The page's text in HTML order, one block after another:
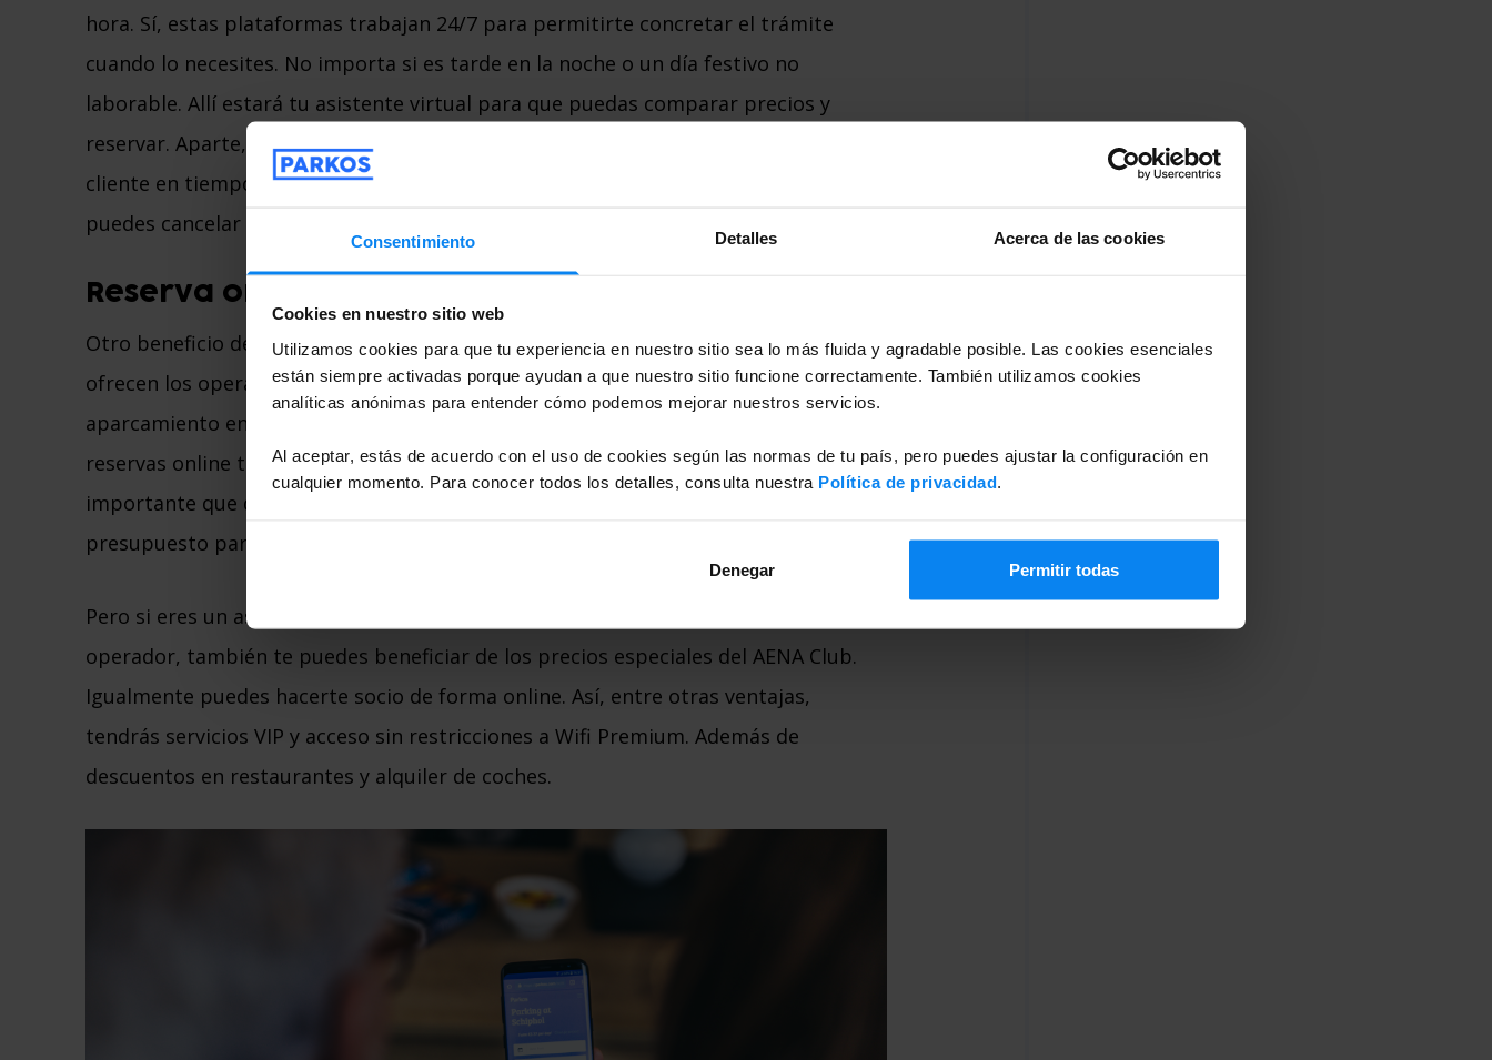
Consentimiento Detalles Acerca de las cookies
Cookies en nuestro sitio web
Utilizamos cookies para que tu experiencia en nuestro sitio sea lo más fluida y agradable posible. Las cookies esenciales
están siempre activadas porque ayudan a que nuestro sitio funcione correctamente. También utilizamos cookies
analíticas anónimas para entender cómo podemos mejorar nuestros servicios.
Al aceptar, estás de acuerdo con el uso de cookies según las normas de tu país, pero puedes ajustar la configuración en
cualquier momento. Para conocer todos los detalles, consulta nuestra Política de privacidad.
Denegar Permitir todas
hora. Sí, estas plataformas trabajan 24/7 para permitirte concretar el trámite
cuando lo necesites. No importa si es tarde en la noche o un día festivo no
laborable. Allí estará tu asistente virtual para que puedas comparar precios y
reservar. Aparte, siempre puedes contactar con su departamento de atención al
cliente en tiempo real para resolver cualquier problema que se presente. Incluso,
puedes cancelar o modificar las reservas de forma gratuita.
Reserva online y obtén grandes descuentos
Otro beneficio destacable de reservar por esta vía son los grandes descuentos que
ofrecen los operadores deparkings. ¿Sabías que el precio de una semana de
aparcamiento en el parking de AENA del Barcelona-El Prat es de 90,00 €? Pero si
reservas online te cuesta 55,00 €. Sin lugar a dudas, es un descuento muy
importante que debemos tener presente a la hora de calcular nuestro
presupuesto para viajar.
Pero si eres un asiduo usuario de este aeródromo, o de cualquier otro del mismo
operador, también te puedes beneficiar de los precios especiales del AENA Club.
Igualmente puedes hacerte socio de forma online. Así, entre otras ventajas,
tendrás servicios VIP y acceso sin restricciones a Wifi Premium. Además de
descuentos en restaurantes y alquiler de coches.